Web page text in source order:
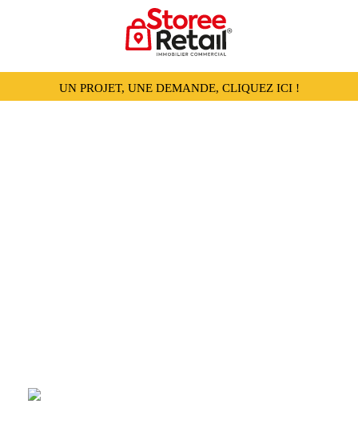
UN PROJET, UNE DEMANDE, CLIQUEZ ICI !